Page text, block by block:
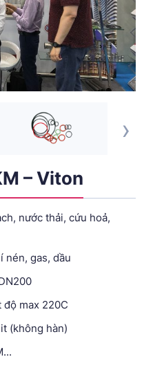
›
– Viton
nước thải, cứu hoả,
nén, gas, dầu
độ max 220C
(không hàn)